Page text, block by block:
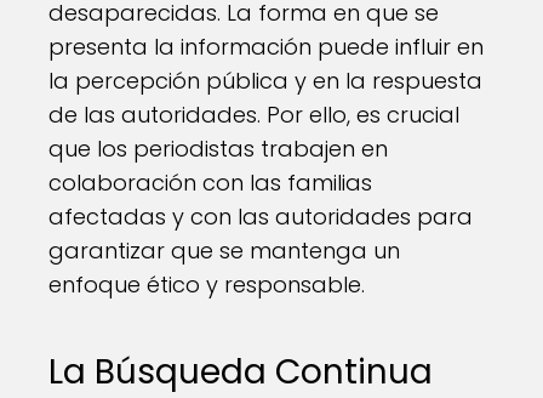
desaparecidas. La forma en que se
presenta la información puede influir en
la percepción pública y en la respuesta
de las autoridades. Por ello, es crucial
que los periodistas trabajen en
colaboración con las familias
afectadas y con las autoridades para
garantizar que se mantenga un
enfoque ético y responsable.
La Búsqueda Continua